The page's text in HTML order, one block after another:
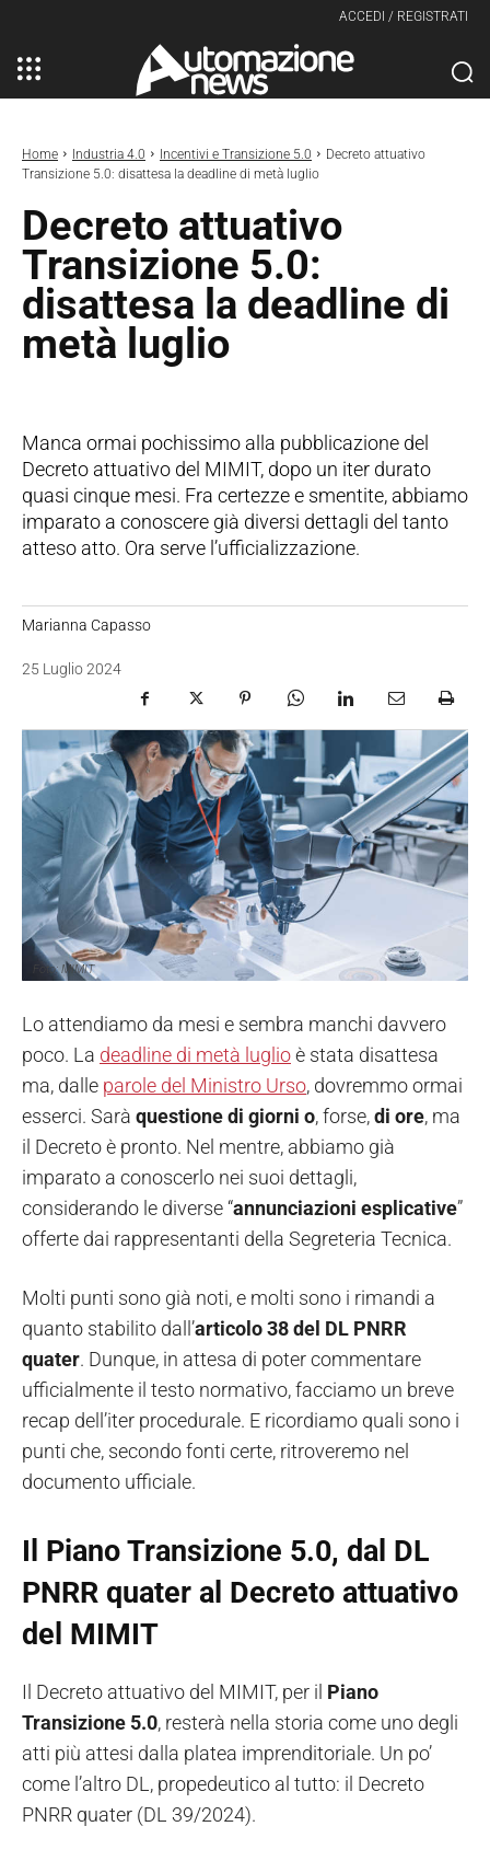
ACCEDI / REGISTRATI
Home Industria 4.0 Incentivi e Transizione 5.0
Decreto attuativo
Transizione 5.0: disattesa la deadline di metà luglio
Decreto attuativo
Transizione 5.0:
disattesa la deadline di
metà luglio
Manca ormai pochissimo alla pubblicazione del
Decreto attuativo del MIMIT, dopo un iter durato
quasi cinque mesi. Fra certezze e smentite, abbiamo
imparato a conoscere già diversi dettagli del tanto
atteso atto. Ora serve l’ufficializzazione.
Marianna Capasso
25 Luglio 2024
Foto: MIMIT
Lo attendiamo da mesi e sembra manchi davvero
poco. La deadline di metà luglioè stata disattesa
ma, dalle parole del Ministro Urso, dovremmo ormai
esserci. Sarà questione di giorni o, forse,di ore, ma
il Decreto è pronto. Nel mentre, abbiamo già
imparato a conoscerlo nei suoi dettagli,
considerando le diverse “annunciazioni esplicative”
offerte dai rappresentanti della Segreteria Tecnica.
Molti punti sono già noti, e molti sono i rimandi a
quanto stabilito dall’articolo 38 del DL PNRR
quater. Dunque, in attesa di poter commentare
ufficialmente il testo normativo, facciamo un breve
recap dell’iter procedurale. E ricordiamo quali sono i
punti che, secondo fonti certe, ritroveremo nel
documento ufficiale.
Il Piano Transizione 5.0, dal DL
PNRR quater al Decreto attuativo
del MIMIT
Il Decreto attuativo del MIMIT, per il Piano
Transizione 5.0, resterà nella storia come uno degli
atti più attesi dalla platea imprenditoriale. Un po’
come l’altro DL, propedeutico al tutto: il Decreto
PNRR quater (DL 39/2024).